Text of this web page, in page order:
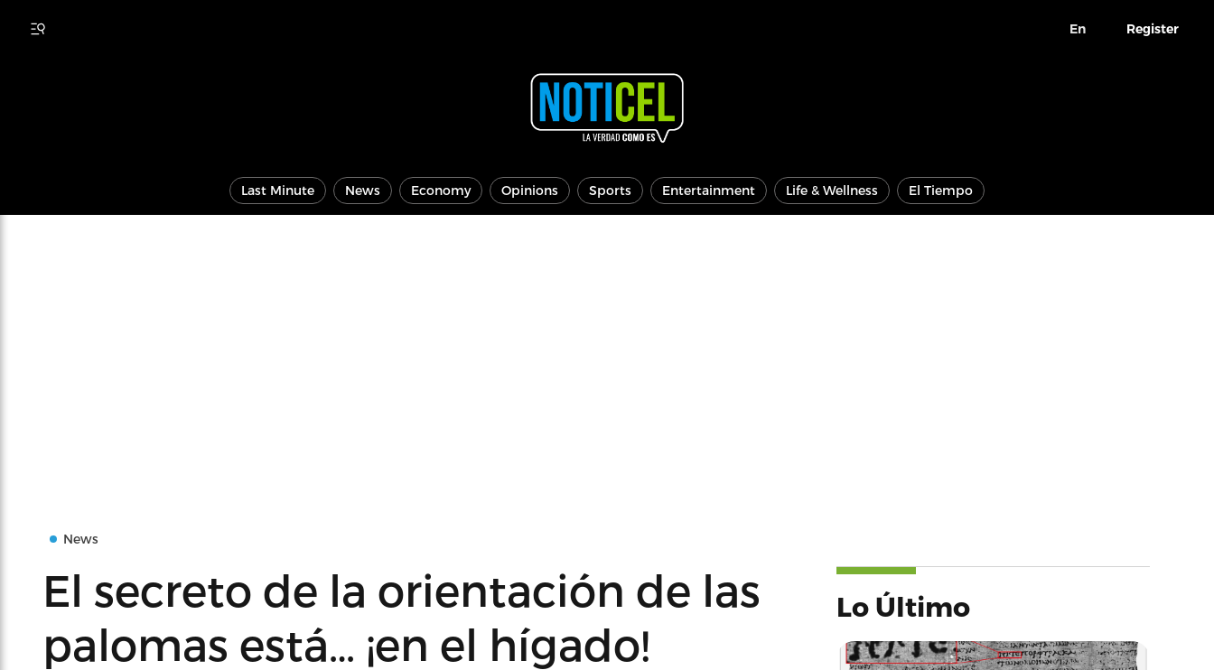
En Register
Last Minute News Economy Opinions Sports Entertainment Life & Wellness El Tiempo
News
El secreto de la orientación de las
palomas está… ¡en el hígado!
Lo Último